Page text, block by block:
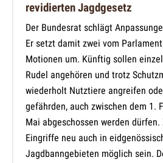
revidierten Jagdgesetz
Der Bundesrat schlägt
Er setzt damit zwei vom
Motionen um. Künftig sollen
Rudel angehören und trotz
wiederholt Nutztiere angreifen
gefährden, auch zwischen dem 1.
Mai abgeschossen werden
Eingriffe neu auch in
Jagdbanngebieten möglich sein.